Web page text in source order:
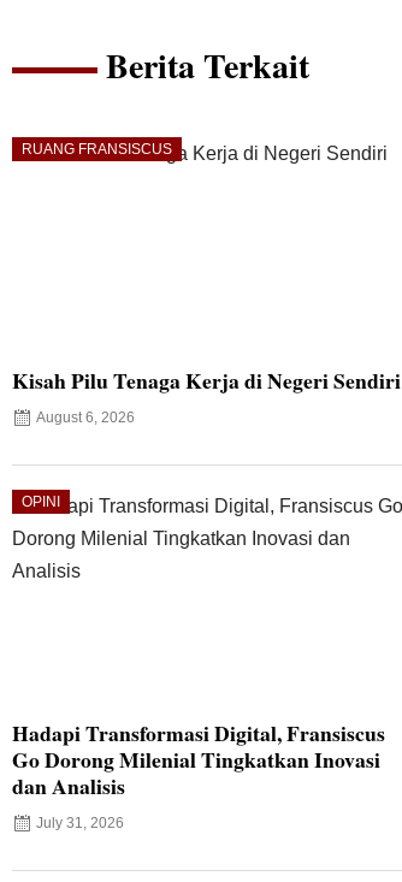
Berita Terkait
RUANG FRANSISCUS
Kisah Pilu Tenaga Kerja di Negeri Sendiri
August 6, 2026
OPINI
Hadapi Transformasi Digital, Fransiscus
Go Dorong Milenial Tingkatkan Inovasi
dan Analisis
July 31, 2026